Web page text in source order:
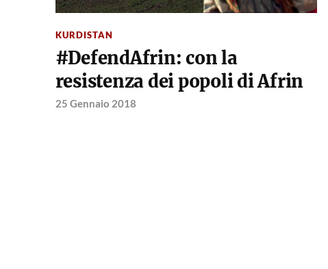
KURDISTAN
#DefendAfrin: con la
resistenza dei popoli di Afrin
25 Gennaio 2018